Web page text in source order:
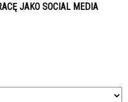
JAKO SOCIAL MEDIA